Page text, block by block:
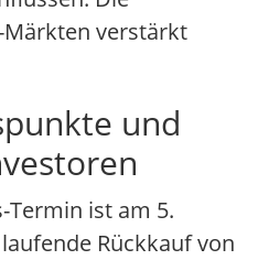
verstärkt
und
Termin ist am 5.
Rückkauf von